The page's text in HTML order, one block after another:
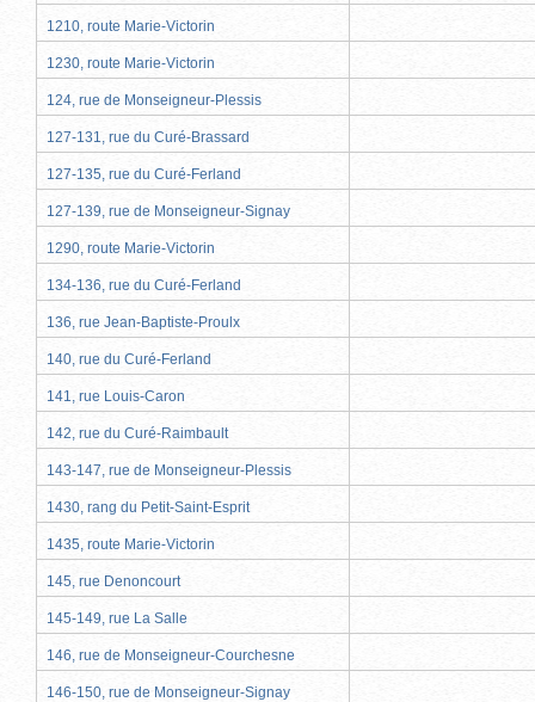
1210, route Marie-Victorin
1230, route Marie-Victorin
124, rue de Monseigneur-Plessis
127-131, rue du Curé-Brassard
127-135, rue du Curé-Ferland
127-139, rue de Monseigneur-Signay
1290, route Marie-Victorin
134-136, rue du Curé-Ferland
136, rue Jean-Baptiste-Proulx
140, rue du Curé-Ferland
141, rue Louis-Caron
142, rue du Curé-Raimbault
143-147, rue de Monseigneur-Plessis
1430, rang du Petit-Saint-Esprit
1435, route Marie-Victorin
145, rue Denoncourt
145-149, rue La Salle
146, rue de Monseigneur-Courchesne
146-150, rue de Monseigneur-Signay